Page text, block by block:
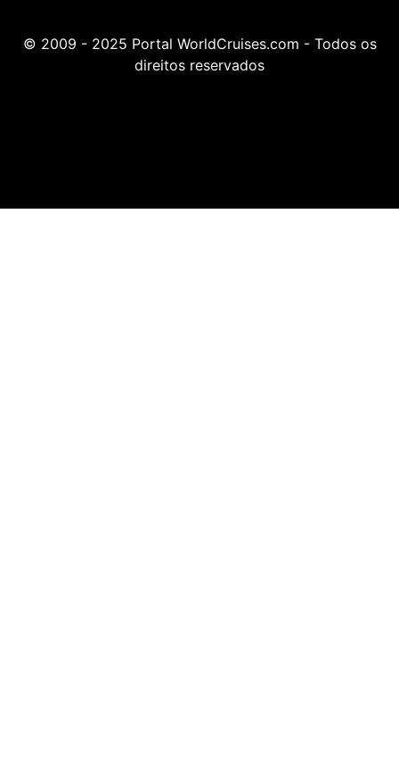
© 2009 - 2025 Portal WorldCruises.com - Todos os
direitos reservados